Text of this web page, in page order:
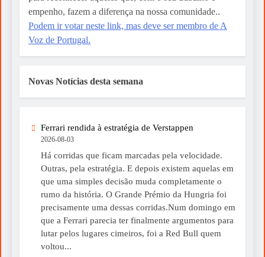
empenho, fazem a diferença na nossa comunidade..
Podem ir votar neste link, mas deve ser membro de A
Voz de Portugal.
Novas Notícias desta semana
Ferrari rendida à estratégia de Verstappen
2026-08-03
Há corridas que ficam marcadas pela velocidade.
Outras, pela estratégia. E depois existem aquelas em
que uma simples decisão muda completamente o
rumo da história. O Grande Prémio da Hungria foi
precisamente uma dessas corridas.Num domingo em
que a Ferrari parecia ter finalmente argumentos para
lutar pelos lugares cimeiros, foi a Red Bull quem
voltou...